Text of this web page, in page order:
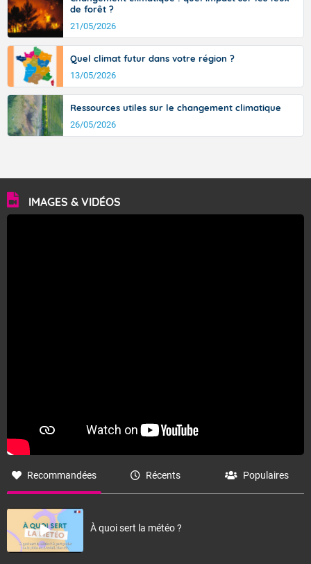
de forêt ?
21/05/2026
Quel climat futur dans votre région ?
13/05/2026
Ressources utiles sur le changement climatique
26/05/2026
IMAGES & VIDÉOS
Recommandées Récents Populaires
À quoi sert la météo ?